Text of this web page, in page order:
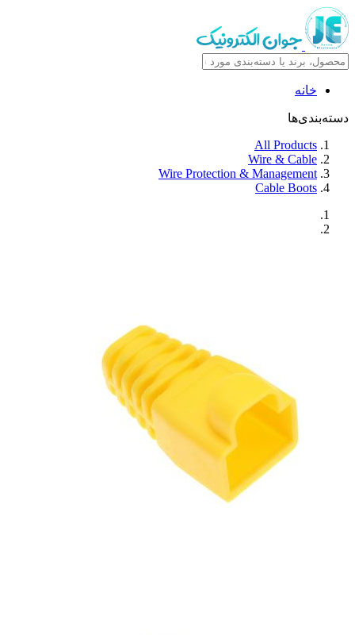
خانه
دسته‌بندی‌ها
All Products
Wire & Cable
Wire Protection & Management
Cable Boots